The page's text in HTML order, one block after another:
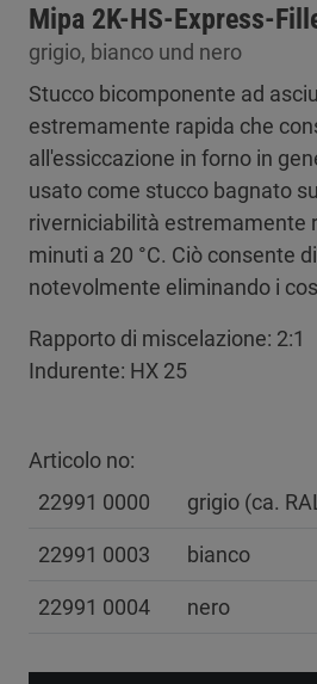
Mipa 2K-HS-Express-
grigio, bianco und nero
Stucco bicomponente ad
estremamente rapida che
all'essiccazione in forno in
usato come stucco bagnato
riverniciabilità estremamente
minuti a 20 °C. Ciò consente
notevolmente eliminando i
Rapporto di miscelazione: 2:1
Indurente: HX 25
Articolo no:
22991 0000
grigio (ca.
22991 0003 bianco
22991 0004 nero